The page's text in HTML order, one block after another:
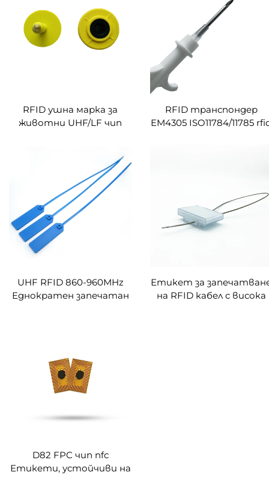
RFID ушна марка за
животни UHF/LF чип
прасета
идентификация
управление на
проследяване
RFID транспондер
EM4305 ISO11784/11785
UHF RFID 860-960MHz
Еднократен запечатан
Етикет за
на RFID кабел с висока
D82 FPC чип nfc
Етикети, устойчиви на